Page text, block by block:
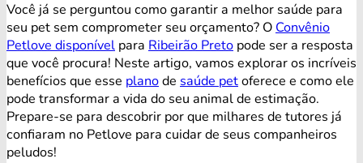
Você já se perguntou como garantir a melhor saúde para
seu pet sem comprometer seu orçamento? O Convênio
Petlove disponível para Ribeirão Preto pode ser a resposta
que você procura! Neste artigo, vamos explorar os incríveis
benefícios que esse planode saúde petoferece e como ele
pode transformar a vida do seu animal de estimação.
Prepare-se para descobrir por que milhares de tutores já
confiaram no Petlove para cuidar de seus companheiros
peludos!